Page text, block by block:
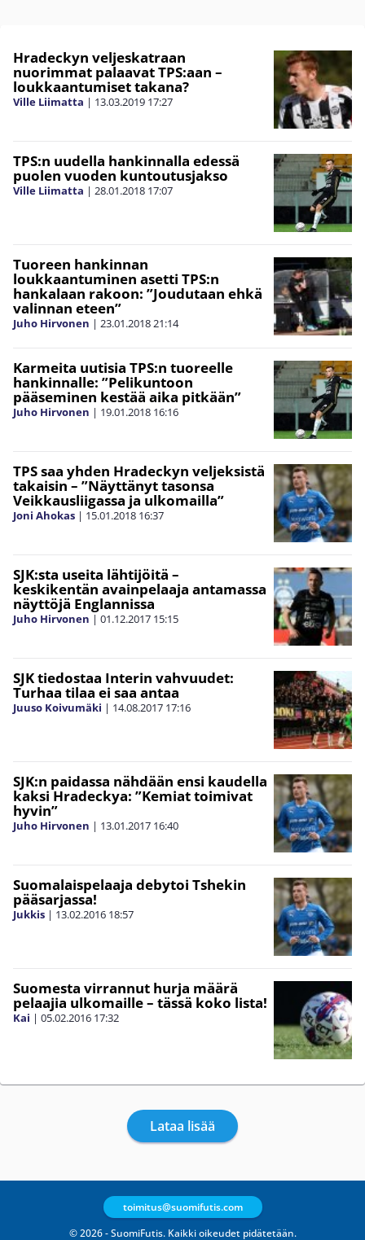
Hradeckyn veljeskatraan
nuorimmat palaavat TPS:aan –
loukkaantumiset takana?
Ville Liimatta | 13.03.2019 17:27
TPS:n uudella hankinnalla edessä
puolen vuoden kuntoutusjakso
Ville Liimatta | 28.01.2018 17:07
Tuoreen hankinnan
loukkaantuminen asetti TPS:n
hankalaan rakoon: ”Joudutaan ehkä
valinnan eteen”
Juho Hirvonen | 23.01.201821:14
Karmeita uutisia TPS:n tuoreelle
hankinnalle: ”Pelikuntoon
pääseminen kestää aika pitkään”
Juho Hirvonen | 19.01.2018 16:16
TPS saa yhden Hradeckyn veljeksistä
takaisin – ”Näyttänyt tasonsa
Veikkausliigassa ja ulkomailla”
Joni Ahokas | 15.01.2018 16:37
SJK:sta useita lähtijöitä –
keskikentän avainpelaaja antamassa
näyttöjä Englannissa
Juho Hirvonen | 01.12.2017 15:15
SJK tiedostaa Interin vahvuudet:
Turhaa tilaa ei saa antaa
Juuso Koivumäki | 14.08.2017 17:16
SJK:n paidassa nähdään ensi kaudella
kaksi Hradeckya: ”Kemiat toimivat
hyvin”
Juho Hirvonen | 13.01.2017 16:40
Suomalaispelaaja debytoi Tshekin
pääsarjassa!
Jukkis | 13.02.2016 18:57
Suomesta virrannut hurja määrä
pelaajia ulkomaille – tässä koko lista!
Kai | 05.02.2016 17:32
Lataa lisää
© 2026 - SuomiFutis. Kaikki oikeudet pidätetään.
toimitus@suomifutis.com